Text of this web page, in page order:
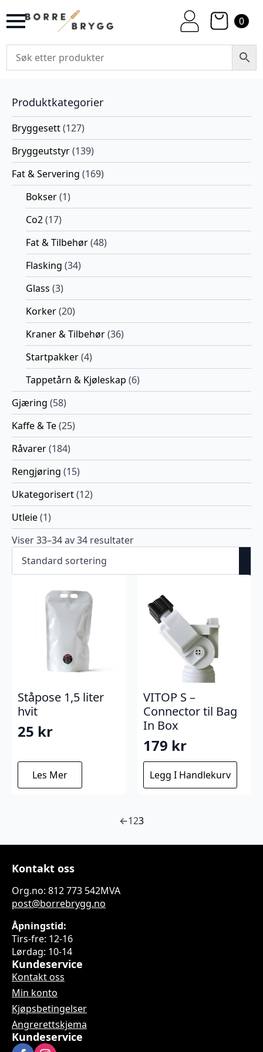
0
Produktkategorier
Bryggesett(127)
Bryggeutstyr(139)
Fat & Servering (169)
Bokser(1)
Co2(17)
Fat & Tilbehør(48)
Flasking (34)
Glass (3)
Korker(20)
Kraner & Tilbehør(36)
Startpakker(4)
Tappetårn & Kjøleskap (6)
Gjæring (58)
Kaffe & Te(25)
Råvarer(184)
Rengjøring (15)
Ukategorisert(12)
Utleie(1)
Viser 33–34 av 34 resultater
Ståpose 1,5 liter
hvit
25 kr
Les Mer
VITOP S –
Connector til Bag
In Box
179 kr
Legg I Handlekurv
←123
Kontakt oss
Org.no: 812 773 542MVA
post@borrebrygg.no
Åpningstid:
Tirs-fre: 12-16
Lørdag: 10-14
Kundeservice
Kontakt oss
Min konto
Kjøpsbetingelser
Angrerettskjema
Kundeservice